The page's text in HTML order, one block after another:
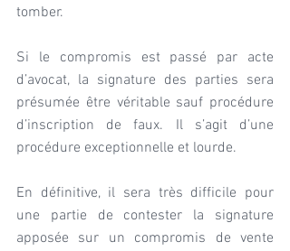
tomber.
Si le compromis est passé par acte
d’avocat, la signature des parties sera
présumée être véritable sauf procédure
d’inscription de faux. Il s’agit d’une
procédure exceptionnelle et lourde.
En définitive, il sera très difficile pour
une partie de contester la signature
apposée sur un compromis de vente